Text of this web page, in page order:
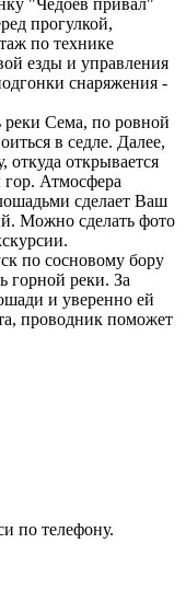
прогулкой,
по технике
езды и управления
снаряжения -
реки Сема, по ровной
в седле. Далее,
открывается
Атмосфера
сделает Ваш
Можно сделать фото
по сосновому бору
горной реки. За
и уверенно ей
проводник поможет
по телефону.